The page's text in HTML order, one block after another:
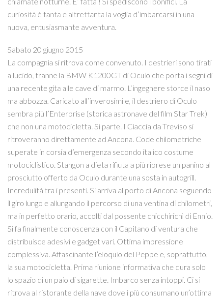
curiosità è tanta e altrettanta la voglia d’imbarcarsi in una
nuova, entusiasmante avventura.
Sabato 20 giugno 2015
La compagnia si ritrova come convenuto. I destrieri sono tirati
a lucido, tranne la BMW K1200GT di Oculo che porta i segni di
una recente gita alle cave di marmo. L’ingegnere storce il naso
ma abbozza. Caricato all’inverosimile, il destriero di Oculo
sembra più l’Enterprise (storica astronave del film Star Trek)
che non una motocicletta. Si parte. I Ciaccia da Treviso si
ritroveranno direttamente ad Ancona. Code chilometriche
superate in corsia d’emergenza secondo italico costume
motociclistico. Stangon a dieta rifiuta a più riprese un panino al
prosciutto offerto da Oculo durante una sosta in autogrill.
Incredulità tra i presenti. Si arriva al porto di Ancona seguendo
il giro lungo e allungando il percorso di una ventina di chilometri,
ma in perfetto orario, accolti dal possente chicchirichì di Ennio.
Si fa finalmente conoscenza con il Capitano di ventura che
distribuisce adesivi e gadget vari. Ottima impressione
complessiva. Affascinante l’eloquio del Peppe e, soprattutto,
la sua motocicletta. Prima riunione informativa che dura solo
lo spazio di un paio di sigarette. Imbarco senza intoppi. Ci si
ritrova al ristorante della nave dove i più consumano un’ottima